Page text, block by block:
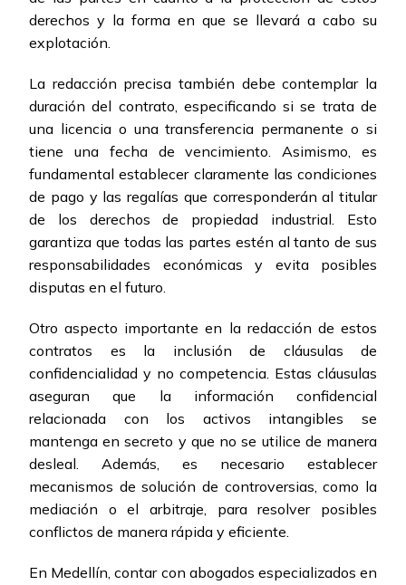
derechos y la forma en que se llevará a cabo su
explotación.
La redacción precisa también debe contemplar la
duración del contrato, especificando si se trata de
una licencia o una transferencia permanente o si
tiene una fecha de vencimiento. Asimismo, es
fundamental establecer claramente las condiciones
de pago y las regalías que corresponderán al titular
de los derechos de propiedad industrial. Esto
garantiza que todas las partes estén al tanto de sus
responsabilidades económicas y evita posibles
disputas en el futuro.
Otro aspecto importante en la redacción de estos
contratos es la inclusión de cláusulas de
confidencialidad y no competencia. Estas cláusulas
aseguran que la información confidencial
relacionada con los activos intangibles se
mantenga en secreto y que no se utilice de manera
desleal. Además, es necesario establecer
mecanismos de solución de controversias, como la
mediación o el arbitraje, para resolver posibles
conflictos de manera rápida y eficiente.
En Medellín, contar con abogados especializados en